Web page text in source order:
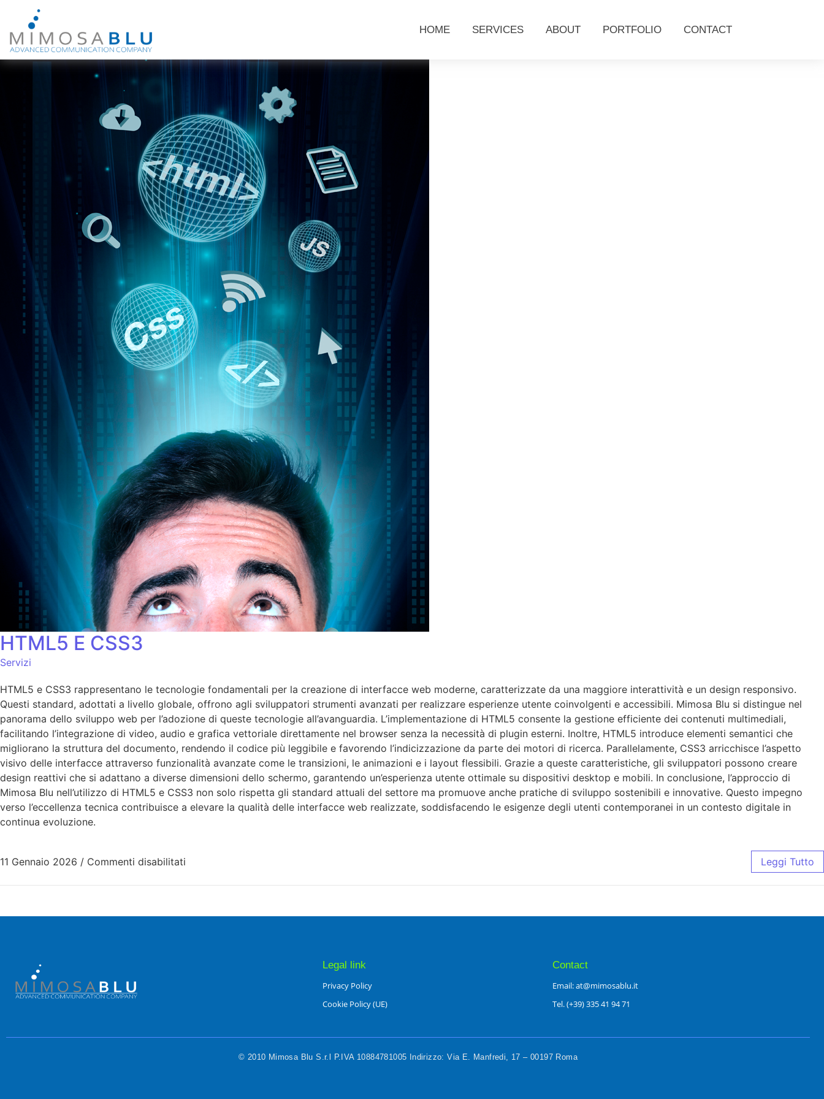
HOME SERVICES ABOUT PORTFOLIO CONTACT
HTML5 E CSS3
Servizi
HTML5 e CSS3 rappresentano le tecnologie fondamentali per la creazione di interfacce web moderne, caratterizzate da una maggiore interattività e un design responsivo.
Questi standard, adottati a livello globale, offrono agli sviluppatori strumenti avanzati per realizzare esperienze utente coinvolgenti e accessibili. Mimosa Blu si distingue nel
panorama dello sviluppo web per l’adozione di queste tecnologie all’avanguardia. L’implementazione di HTML5 consente la gestione efficiente dei contenuti multimediali,
facilitando l’integrazione di video, audio e grafica vettoriale direttamente nel browser senza la necessità di plugin esterni. Inoltre, HTML5 introduce elementi semantici che
migliorano la struttura del documento, rendendo il codice più leggibile e favorendo l’indicizzazione da parte dei motori di ricerca. Parallelamente, CSS3 arricchisce l’aspetto
visivo delle interfacce attraverso funzionalità avanzate come le transizioni, le animazioni e i layout flessibili. Grazie a queste caratteristiche, gli sviluppatori possono creare
design reattivi che si adattano a diverse dimensioni dello schermo, garantendo un’esperienza utente ottimale su dispositivi desktop e mobili. In conclusione, l’approccio di
Mimosa Blu nell’utilizzo di HTML5 e CSS3 non solo rispetta gli standard attuali del settore ma promuove anche pratiche di sviluppo sostenibili e innovative. Questo impegno
verso l’eccellenza tecnica contribuisce a elevare la qualità delle interfacce web realizzate, soddisfacendo le esigenze degli utenti contemporanei in un contesto digitale in
continua evoluzione.
11 Gennaio 2026 / Commenti disabilitati Leggi Tutto
Legal link
Privacy Policy
Cookie Policy (UE)
Contact
Email: at@mimosablu.it
Tel. (+39) 335 41 94 71
© 2010 Mimosa Blu S.r.l P.IVA 10884781005 Indirizzo: Via E. Manfredi, 17 – 00197 Roma